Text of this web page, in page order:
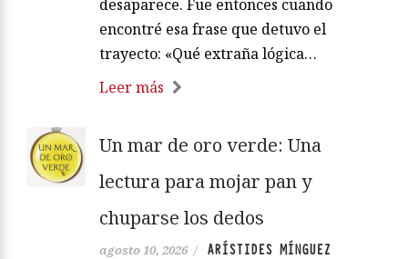
desaparece. Fue entonces cuando
encontré esa frase que detuvo el
trayecto: «Qué extraña lógica…
Leer más
Un mar de oro verde: Una
lectura para mojar pan y
chuparse los dedos
agosto 10, 2026 /
ARÍSTIDES MÍNGUEZ